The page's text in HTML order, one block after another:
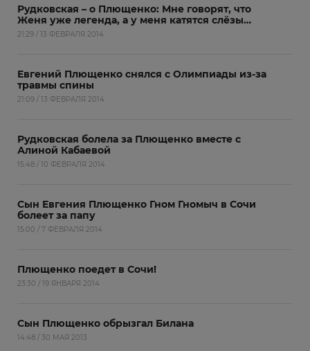
Рудковская – о Плющенко: Мне говорят, что
Женя уже легенда, а у меня катятся слёзы…
21:29 / 13 ФЕВРАЛЯ 2014
Евгений Плющенко снялся с Олимпиады из-за
травмы спины
21:09 / 13 ФЕВРАЛЯ 2014
Рудковская болела за Плющенко вместе с
Алиной Кабаевой
15:48 / 10 ФЕВРАЛЯ 2014
Сын Евгения Плющенко Гном Гномыч в Сочи
болеет за папу
15:00 / 7 ФЕВРАЛЯ 2014
Плющенко поедет в Сочи!
23:30 / 19 ЯНВАРЯ 2014
Сын Плющенко обрызгал Билана
14:48 / 30 МАЯ 2013